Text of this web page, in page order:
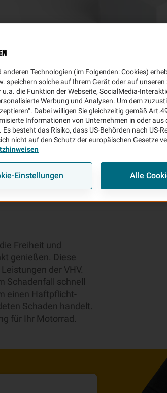
Freiheit und
genießen. Diese
der VHV.
Schadenfall schnell
einen Haftpflicht-
Schaden handelt.
für Ihr Motorrad.
anderen Technologien (im Folgenden: Cookies)
speichern solche auf Ihrem Gerät oder auf unseren
die Funktion der Webseite, SocialMedia-
Werbung und Analysen. Um dem
Dabei willigen Sie gleichzeitig gemäß
Informationen von Unternehmen in oder aus
besteht das Risiko, dass US-Behörden nach US-
nicht auf den Schutz der europäischen Gesetze
Einstellungen Alle